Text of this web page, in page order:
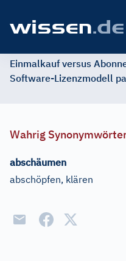
Einmalkauf versus
Software-Lizenzmodell
Wahrig
abschäumen
abschöpfen, klären